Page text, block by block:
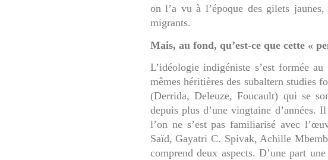
on l’a vu à l’époque des gilets
migrants.
Mais, au fond, qu’est-ce que cette «
L’idéologie indigéniste s’est formée
mêmes héritières des subaltern studies
(Derrida, Deleuze, Foucault) qui se
depuis plus d’une vingtaine d’années.
l’on ne s’est pas familiarisé avec
Saïd, Gayatri C. Spivak, Achille
comprend deux aspects. D’une part